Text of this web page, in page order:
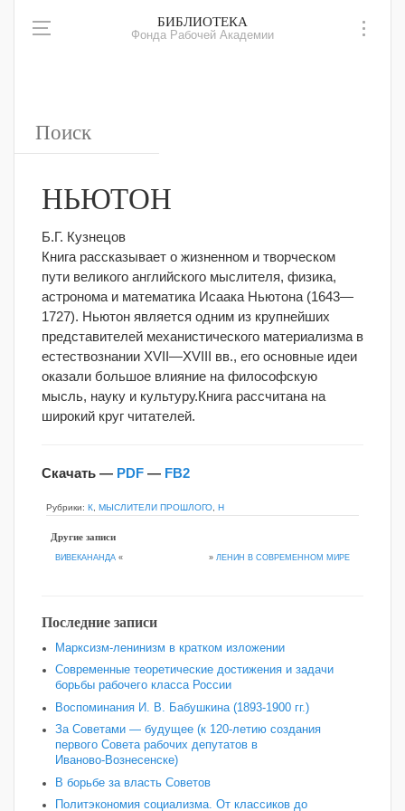
БИБЛИОТЕКА
Фонда Рабочей Академии
НЬЮТОН
Б.Г. Кузнецов
Книга рассказывает о жизненном и творческом
пути великого английского мыслителя, физика,
астронома и математика Исаака Ньютона (1643—
1727). Ньютон является одним из крупнейших
представителей механистического материализма в
естествознании XVII—XVIII вв., его основные идеи
оказали большое влияние на философскую
мысль, науку и культуру.Книга рассчитана на
широкий круг читателей.
Скачать — PDF — FB2
Рубрики: К МЫСЛИТЕЛИ ПРОШЛОГО Н
Другие записи
ВИВЕКАНАНДА « » ЛЕНИН В СОВРЕМЕННОМ МИРЕ
Последние записи
Марксизм-ленинизм в кратком изложении
Современные теоретические достижения и задачи
борьбы рабочего класса России
Воспоминания И. В. Бабушкина (1893-1900 гг.)
За Советами — будущее (к 120‑летию создания
первого Совета рабочих депутатов в
Иваново‑Вознесенске)
В борьбе за власть Советов
Политэкономия социализма. От классиков до